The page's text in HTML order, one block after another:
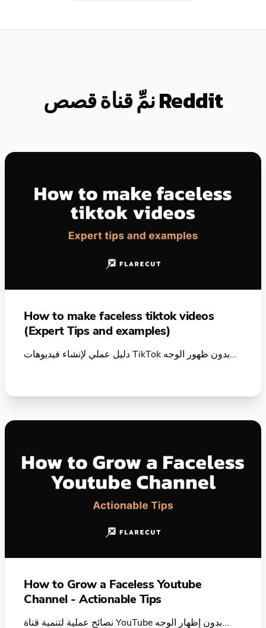
نمِّ قناة قصص Reddit
How to make faceless tiktok videos
(Expert Tips and examples)
دليل عملي لإنشاء فيديوهات TikTok بدون ظهور الوجه...
How to Grow a Faceless Youtube
Channel - Actionable Tips
نصائح عملية لتنمية قناة YouTube بدون إظهار الوجه...